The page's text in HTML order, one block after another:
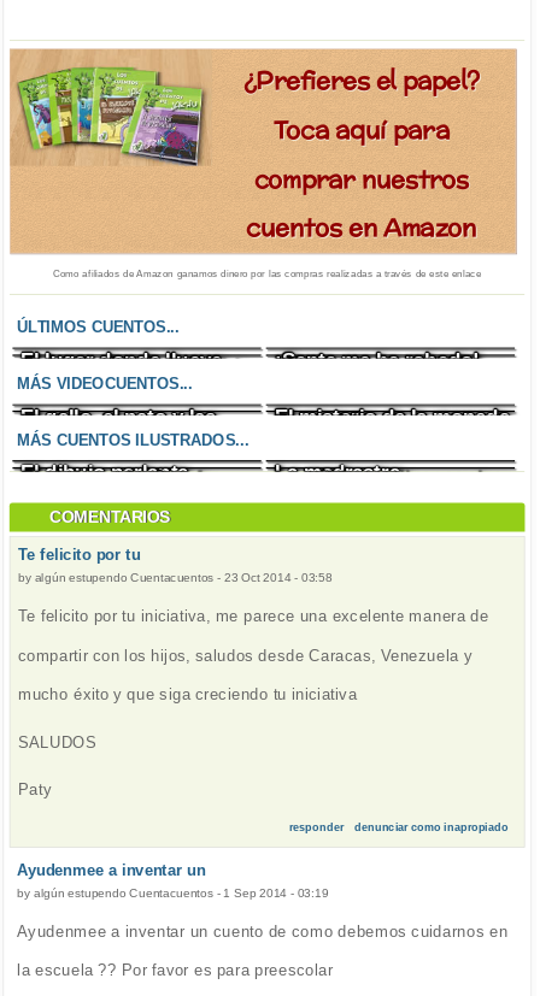
¿Prefieres el papel?
Toca aquí para
comprar nuestros
cuentos en Amazon
Como afiliados de Amazon ganamos dinero por las compras realizadas a través de este enlace
ÚLTIMOS CUENTOS...
El lugar donde llueve
chocolate
¡Santa me ha robado!
MÁS VIDEOCUENTOS...
El gallo, el pato y las
sirenas
El misterio de la moneda
insignificante
MÁS CUENTOS ILUSTRADOS...
El dibujo parlante La madrastra
El elefante fotógrafo Los últimos dinosaurios
COMENTARIOS
Te felicito por tu
by algún estupendo Cuentacuentos - 23 Oct 2014 - 03:58
Te felicito por tu iniciativa, me parece una excelente manera de
compartir con los hijos, saludos desde Caracas, Venezuela y
mucho éxito y que siga creciendo tu iniciativa
SALUDOS
Paty
responder denunciar como inapropiado
Ayudenmee a inventar un
by algún estupendo Cuentacuentos- 1 Sep 2014 - 03:19
Ayudenmee a inventar un cuento de como debemos cuidarnos en
la escuela ?? Por favor es para preescolar